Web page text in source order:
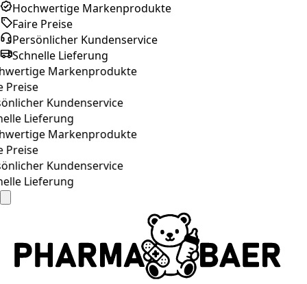
Hochwertige Markenprodukte
Faire Preise
Persönlicher Kundenservice
Schnelle Lieferung
Markenprodukte
Kundenservice
Lieferung
Markenprodukte
Kundenservice
Lieferung